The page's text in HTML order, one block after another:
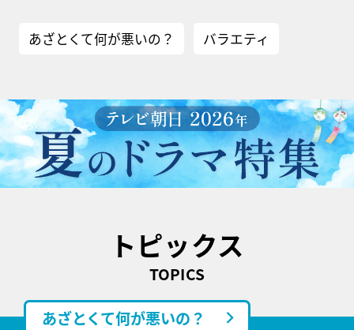
あざとくて何が悪いの？ バラエティ
トピックス
TOPICS
あざとくて何が悪いの？